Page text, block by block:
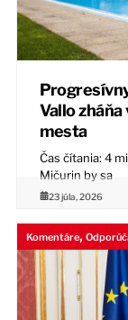
Vallo
mesta
Čas čítania: 4
Mičurin by sa
23 júla, 2026
Komentáre,